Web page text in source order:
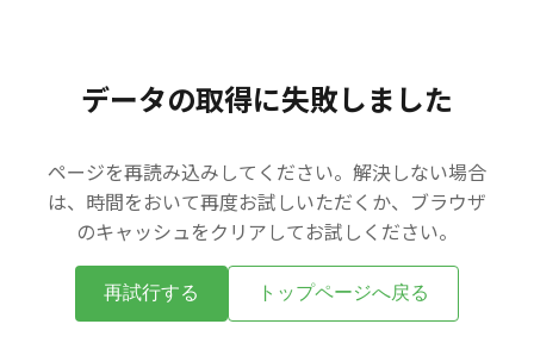
データの取得に失敗しました
ページを再読み込みしてください。解決しない場合
は、時間をおいて再度お試しいただくか、ブラウザ
のキャッシュをクリアしてお試しください。
再試行する トップページへ戻る